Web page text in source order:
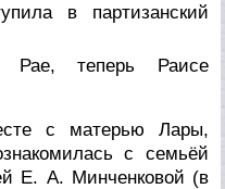
в партизанский
теперь Раисе
с матерью Лары,
с семьёй
Е. А. Минченковой (в